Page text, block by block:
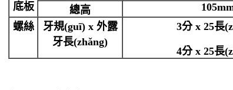
底板
總高
螺絲
牙規(guī)x 外露
牙長(zhǎng)
3分x 25長
4分x 25長